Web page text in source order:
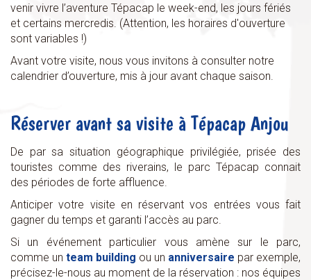
venir vivre l’aventure Tépacap le week-end, les jours fériés
et certains mercredis. (Attention, les horaires d'ouverture
sont variables !)
Avant votre visite, nous vous invitons à consulter notre
calendrier d’ouverture, mis à jour avant chaque saison.
Réserver avant sa visite à Tépacap Anjou
De par sa situation géographique privilégiée, prisée des
touristes comme des riverains, le parc Tépacap connait
des périodes de forte affluence.
Anticiper votre visite en réservant vos entrées vous fait
gagner du temps et garanti l’accès au parc.
Si un événement particulier vous amène sur le parc,
comme un team building ou un anniversaire par exemple,
précisez-le-nous au moment de la réservation : nos équipes